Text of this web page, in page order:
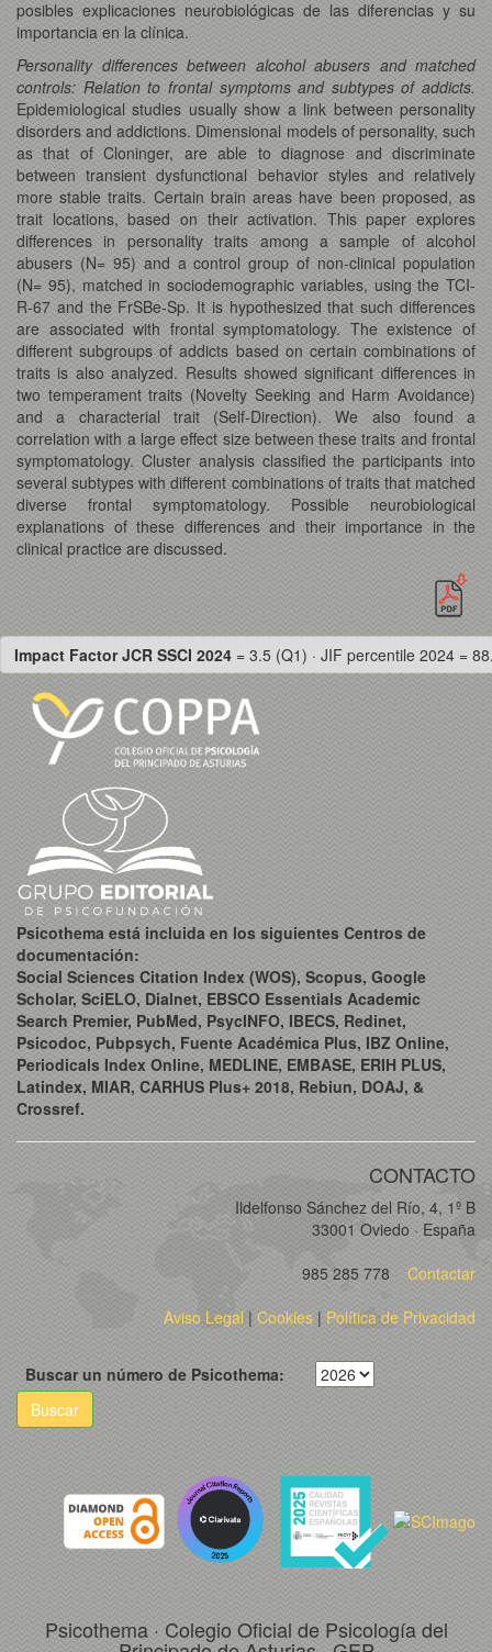
posibles explicaciones neurobiológicas de las diferencias y su
importancia en la clínica.
Personality differences between alcohol abusers and matched
controls: Relation to frontal symptoms and subtypes of addicts.
Epidemiological studies usually show a link between personality
disorders and addictions. Dimensional models of personality, such
as that of Cloninger, are able to diagnose and discriminate
between transient dysfunctional behavior styles and relatively
more stable traits. Certain brain areas have been proposed, as
trait locations, based on their activation. This paper explores
differences in personality traits among a sample of alcohol
abusers (N= 95) and a control group of non-clinical population
(N= 95), matched in sociodemographic variables, using the TCI-
R-67 and the FrSBe-Sp. It is hypothesized that such differences
are associated with frontal symptomatology. The existence of
different subgroups of addicts based on certain combinations of
traits is also analyzed. Results showed significant differences in
two temperament traits (Novelty Seeking and Harm Avoidance)
and a characterial trait (Self-Direction). We also found a
correlation with a large effect size between these traits and frontal
symptomatology. Cluster analysis classified the participants into
several subtypes with different combinations of traits that matched
diverse frontal symptomatology. Possible neurobiological
explanations of these differences and their importance in the
clinical practice are discussed.
Impact Factor JCR SSCI 2024 = 3.5 (Q1) · JIF percentile 2024 =
Psicothema está incluida en los siguientes Centros de
documentación:
Social Sciences Citation Index (WOS), Scopus, Google
Scholar, SciELO, Dialnet, EBSCO Essentials Academic
Search Premier, PubMed, PsycINFO, IBECS, Redinet,
Psicodoc, Pubpsych, Fuente Académica Plus, IBZ Online,
Periodicals Index Online, MEDLINE, EMBASE, ERIH PLUS,
Latindex, MIAR, CARHUS Plus+ 2018, Rebiun, DOAJ, &
Crossref.
CONTACTO
Ildelfonso Sánchez del Río, 4, 1º B
33001 Oviedo · España
985 285 778
Contactar
Aviso Legal| Cookies | Política de Privacidad
Buscar un número de Psicothema:
Buscar
Psicothema · Colegio Oficial de Psicología del